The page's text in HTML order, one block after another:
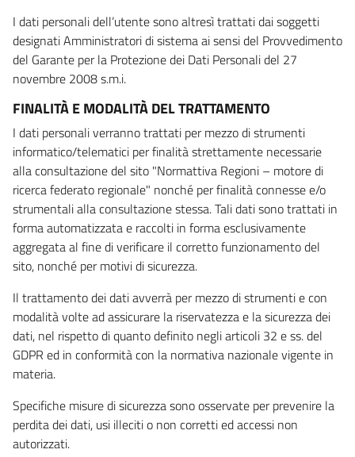
I dati personali dell’utente sono altresì trattati dai soggetti
designati Amministratori di sistema ai sensi del Provvedimento
del Garante per la Protezione dei Dati Personali del 27
novembre 2008 s.m.i.
FINALITÀ E MODALITÀ DEL TRATTAMENTO
I dati personali verranno trattati per mezzo di strumenti
informatico/telematici per finalità strettamente necessarie
alla consultazione del sito "Normattiva Regioni – motore di
ricerca federato regionale" nonché per finalità connesse e/o
strumentali alla consultazione stessa. Tali dati sono trattati in
forma automatizzata e raccolti in forma esclusivamente
aggregata al fine di verificare il corretto funzionamento del
sito, nonché per motivi di sicurezza.
Il trattamento dei dati avverrà per mezzo di strumenti e con
modalità volte ad assicurare la riservatezza e la sicurezza dei
dati, nel rispetto di quanto definito negli articoli 32 e ss. del
GDPR ed in conformità con la normativa nazionale vigente in
materia.
Specifiche misure di sicurezza sono osservate per prevenire la
perdita dei dati, usi illeciti o non corretti ed accessi non
autorizzati.